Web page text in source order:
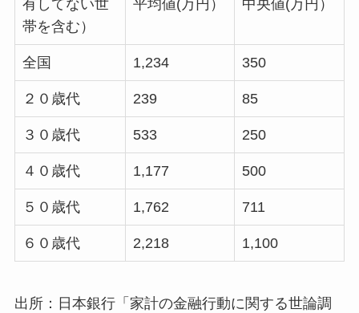
有してない世
帯を含む）
平均値(万円） 中央値(万円）
全国 1,234 350
２０歳代 239 85
３０歳代 533 250
４０歳代 1,177 500
５０歳代 1,762 711
６０歳代 2,218 1,100
出所：日本銀行「家計の金融行動に関する世論調